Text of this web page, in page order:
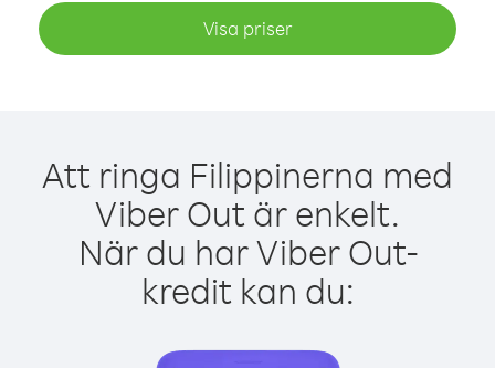
Visa priser
Att ringa Filippinerna med
Viber Out är enkelt.
När du har Viber Out-
kredit kan du: